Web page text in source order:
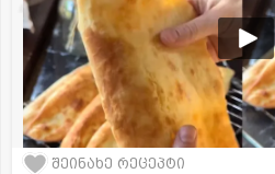
შეინახე რეცეპტი